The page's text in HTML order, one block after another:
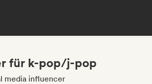
für k-pop/j-pop
media influencer